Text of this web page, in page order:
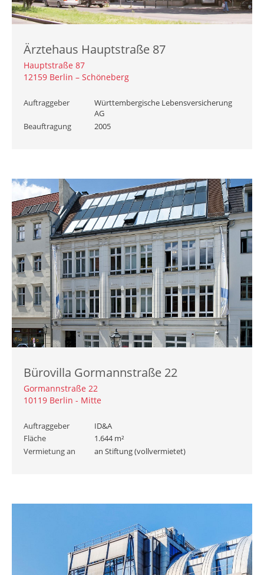
Ärztehaus Hauptstraße 87
Hauptstraße 87
12159 Berlin – Schöneberg
Auftraggeber
Württembergische Lebensversicherung
AG
Beauftragung
2005
Bürovilla Gormannstraße 22
Gormannstraße 22
10119 Berlin - Mitte
Auftraggeber
ID&A
Fläche
1.644 m²
Vermietung an
an Stiftung (vollvermietet)